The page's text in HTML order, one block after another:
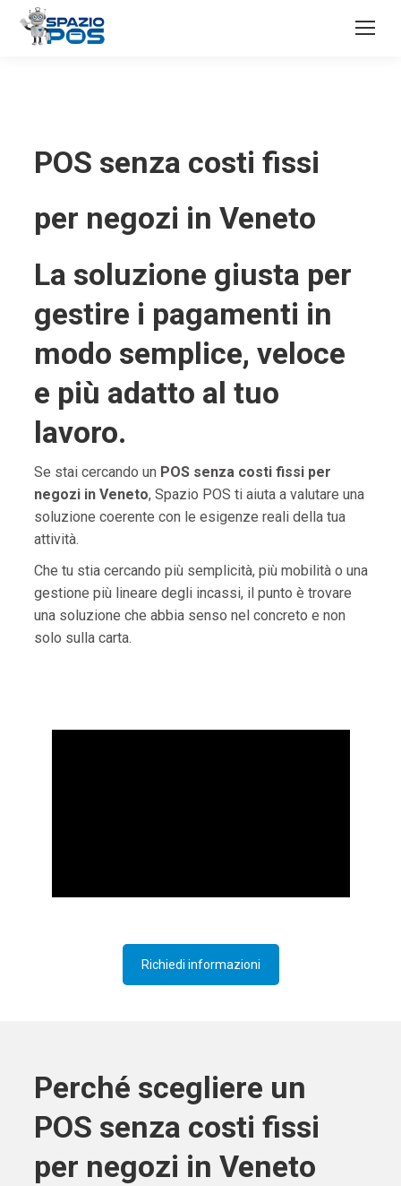
POS senza costi fissi
per negozi in Veneto
La soluzione giusta per
gestire i pagamenti in
modo semplice, veloce
e più adatto al tuo
lavoro.
Se stai cercando un POS senza costi fissi per
negozi in Veneto, Spazio POS ti aiuta a valutare una
soluzione coerente con le esigenze reali della tua
attività.
Che tu stia cercando più semplicità, più mobilità o una
gestione più lineare degli incassi, il punto è trovare
una soluzione che abbia senso nel concreto e non
solo sulla carta.
Richiedi informazioni
Perché scegliere un
POS senza costi fissi
per negozi in Veneto